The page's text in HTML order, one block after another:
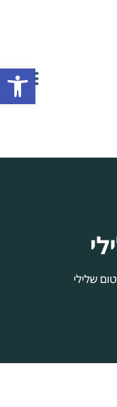
שלילי